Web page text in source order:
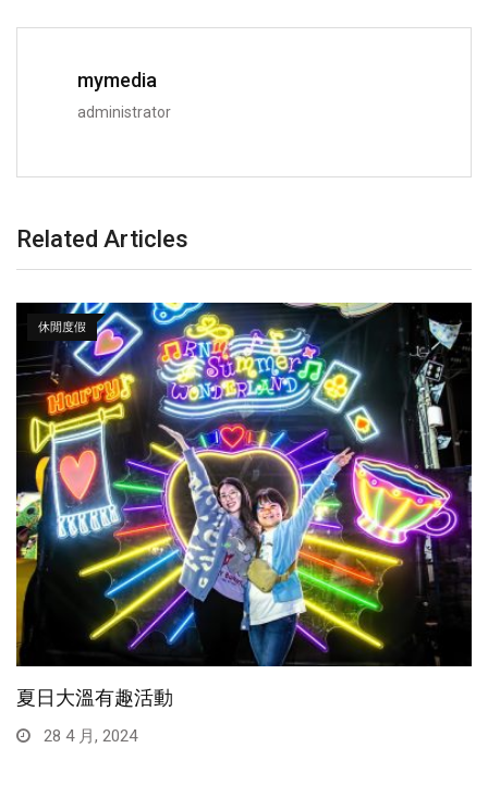
mymedia
administrator
Related Articles
休閒度假
夏日大溫有趣活動
28 4 月, 2024